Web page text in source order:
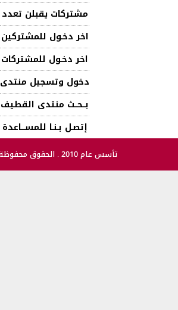
مشتركات يقبلن تعدد
اخر دخـول للمشتركين
اخر دخـول للمشتركات
دخول وتسجيل منتدى
بــحــث منتدى القطيف
إتصـل بـنـا للمســـاعدة
تأسس عام 2010 . الحقوق محفوظة © 2026